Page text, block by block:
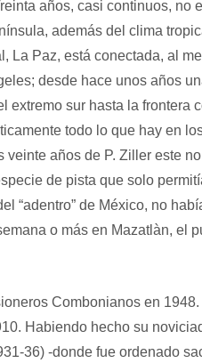
años, casi continuos, no
además del clima
La Paz, está conectada, al
desde hace unos años
extremo sur hasta la frontera
todo lo que hay en
años de P. Ziller este no
de pista que solo
“adentro” de México, no
o más en Mazatlàn, el
Combonianos en 1948.
Habiendo hecho su
36) -donde fue ordenado